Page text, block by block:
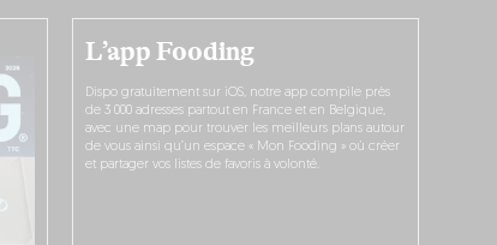
L’app Fooding
Dispo gratuitement sur iOS, notre app compile près
de 3 000 adresses partout en France et en Belgique,
avec une map pour trouver les meilleurs plans autour
de vous ainsi qu’un espace « Mon Fooding » où créer
et partager vos listes de favoris à volonté.